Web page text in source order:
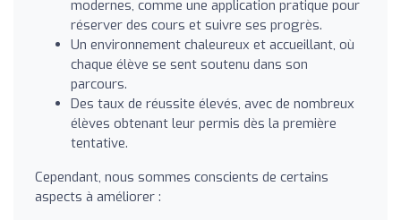
modernes, comme une application pratique pour
réserver des cours et suivre ses progrès.
Un environnement chaleureux et accueillant, où
chaque élève se sent soutenu dans son
parcours.
Des taux de réussite élevés, avec de nombreux
élèves obtenant leur permis dès la première
tentative.
Cependant, nous sommes conscients de certains
aspects à améliorer :